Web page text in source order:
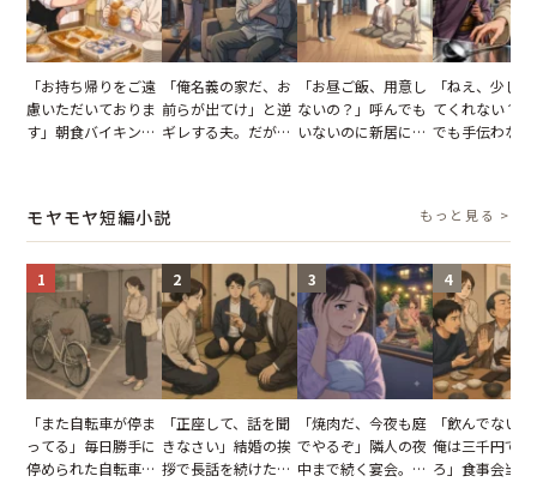
「お持ち帰りをご遠
慮いただいておりま
す」朝食バイキング
が一変
「俺名義の家だ、お
前らが出てけ」と逆
ギレする夫。だが、
「お昼ご飯、用意し
ないの？」呼んでも
いないのに新居にあ
「ねえ、少し
てくれない？
でも手伝わな
モヤモヤ短編小説 もっと見る >
1
「また自転車が停ま
ってる」毎日勝手に
停められた自転車。
2
「正座して、話を聞
きなさい」結婚の挨
拶で長話を続けた義
3
「焼肉だ、今夜も庭
でやるぞ」隣人の夜
中まで続く宴会。我
4
「飲んでない
俺は三千円で
ろ」食事会当